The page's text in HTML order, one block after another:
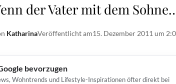
der Vater mit dem
KatharinaVeröffentlicht am15. Dezember 2011 um
bevorzugen
Wohntrends und Lifestyle-Inspirationen öfter direkt bei